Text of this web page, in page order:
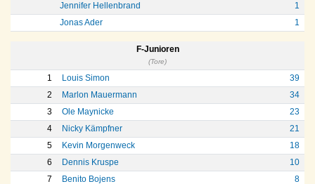
Jennifer Hellenbrand
1
Jonas Ader
1
F-Junioren
(Tore)
1 Louis Simon
39
2
Marlon Mauermann
34
3
Ole Maynicke
23
4
Nicky Kämpfner
21
5
Kevin Morgenweck
18
6
Dennis Kruspe
10
7
Benito Bojens
8